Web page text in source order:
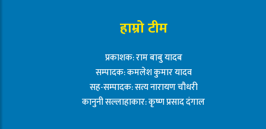
हाम्रो टीम
प्रकाशक: राम बाबु यादब
सम्पादक: कमलेश कुमार यादव
सह-सम्पादक: सत्य नारायण चौधरी
कानुनी सल्लाहाकार: कृष्ण प्रसाद दंगाल